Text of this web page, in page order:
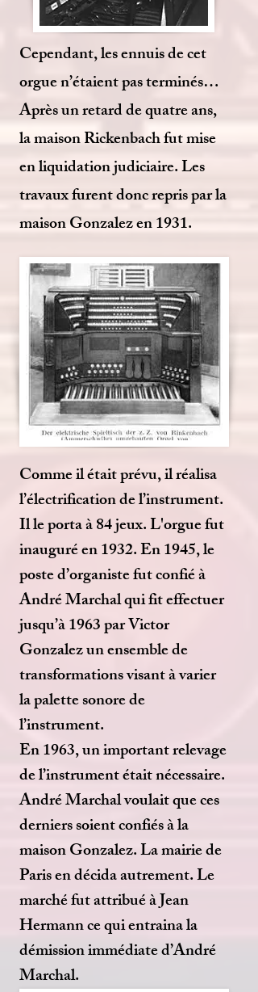
Cependant, les ennuis de cet
orgue n’étaient pas terminés…
Après un retard de quatre ans,
la maison Rickenbach fut mise
en liquidation judiciaire. Les
travaux furent donc repris par la
maison Gonzalez en 1931.
Comme il était prévu, il réalisa
l’électrification de l’instrument.
Il le porta à 84 jeux. L'orgue fut
inauguré en 1932. En 1945, le
poste d’organiste fut confié à
André Marchal qui fit effectuer
jusqu’à 1963 par Victor
Gonzalez un ensemble de
transformations visant à varier
la palette sonore de
l’instrument.
En 1963, un important relevage
de l’instrument était nécessaire.
André Marchal voulait que ces
derniers soient confiés à la
maison Gonzalez. La mairie de
Paris en décida autrement. Le
marché fut attribué à Jean
Hermann ce qui entraina la
démission immédiate d’André
Marchal.